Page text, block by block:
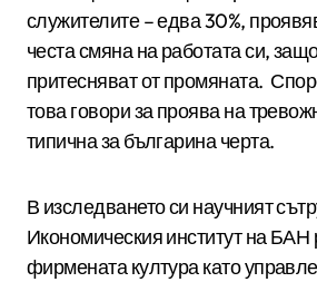
служителите – едва 30%,
честа смяна на работата си,
притесняват от промяната.
това говори за проява на
типична за българина черта.
В изследването си научният
Икономическия институт на БАН
фирмената култура като